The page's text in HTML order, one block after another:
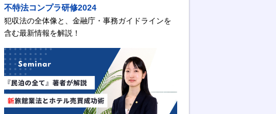
不特法コンプラ研修2024
犯収法の全体像と、金融庁・事務ガイドラインを
含む最新情報を解説！